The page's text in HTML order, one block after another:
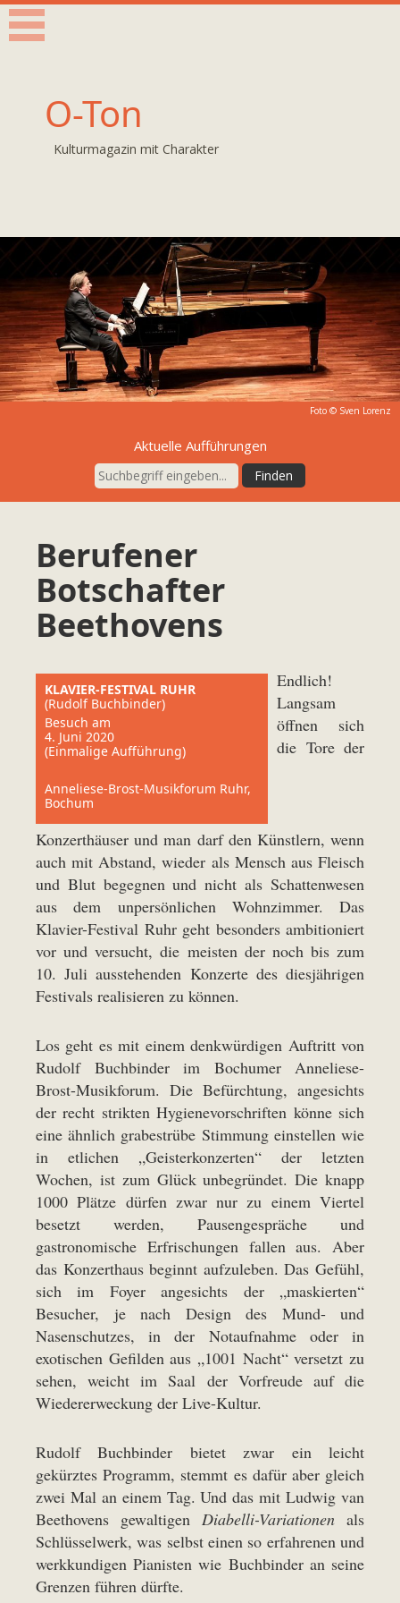
O-Ton
Kulturmagazin mit Charakter
Foto © Sven Lorenz
Aktuelle Aufführungen
Berufener
Botschafter
Beethovens
KLAVIER-FESTIVAL RUHR
(Rudolf Buchbinder)
Besuch am
4. Juni 2020
(Einmalige Aufführung)
Anneliese-Brost-Musikforum Ruhr,
Bochum
Endlich!
Langsam
öffnen sich
die Tore der
Konzerthäuser und man darf den Künstlern, wenn
auch mit Abstand, wieder als Mensch aus Fleisch
und Blut begegnen und nicht als Schattenwesen
aus dem unpersönlichen Wohnzimmer. Das
Klavier-Festival Ruhr geht besonders ambitioniert
vor und versucht, die meisten der noch bis zum
10. Juli ausstehenden Konzerte des diesjährigen
Festivals realisieren zu können.
Los geht es mit einem denkwürdigen Auftritt von
Rudolf Buchbinder im Bochumer Anneliese-
Brost-Musikforum. Die Befürchtung, angesichts
der recht strikten Hygienevorschriften könne sich
eine ähnlich grabestrübe Stimmung einstellen wie
in etlichen „Geisterkonzerten“ der letzten
Wochen, ist zum Glück unbegründet. Die knapp
1000 Plätze dürfen zwar nur zu einem Viertel
besetzt werden, Pausengespräche und
gastronomische Erfrischungen fallen aus. Aber
das Konzerthaus beginnt aufzuleben. Das Gefühl,
sich im Foyer angesichts der „maskierten“
Besucher, je nach Design des Mund- und
Nasenschutzes, in der Notaufnahme oder in
exotischen Gefilden aus „1001 Nacht“ versetzt zu
sehen, weicht im Saal der Vorfreude auf die
Wiedererweckung der Live-Kultur.
Rudolf Buchbinder bietet zwar ein leicht
gekürztes Programm, stemmt es dafür aber gleich
zwei Mal an einem Tag. Und das mit Ludwig van
Beethovens gewaltigen Diabelli-Variationen als
Schlüsselwerk, was selbst einen so erfahrenen und
werkkundigen Pianisten wie Buchbinder an seine
Grenzen führen dürfte.